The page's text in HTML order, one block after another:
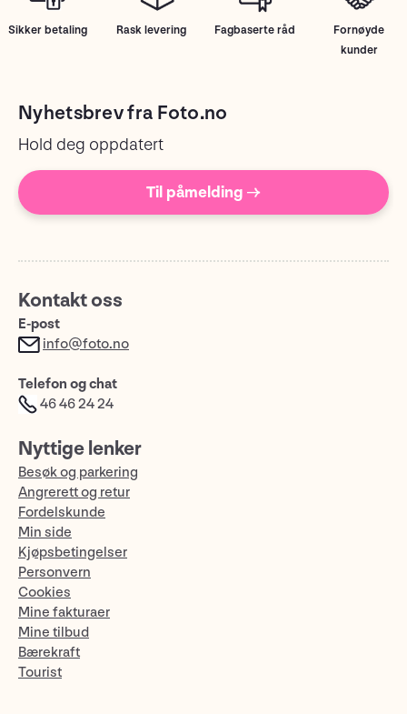
Sikker betaling Rask levering Fagbaserte råd
Fornøyde
kunder
Nyhetsbrev fra Foto.no
Hold deg oppdatert
Til påmelding →
Kontakt oss
E-post
info@foto.no
Telefon og chat
46 46 24 24
Nyttige lenker
Besøk og parkering
Angrerett og retur
Fordelskunde
Min side
Kjøpsbetingelser
Personvern
Cookies
Mine fakturaer
Mine tilbud
Bærekraft
Tourist